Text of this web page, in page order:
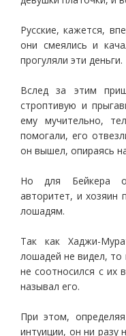
Русские, кажется,
они смеялись и
прогуляли эти деньги.
Вслед за этим
строптивую и
ему мучительно,
помогали, его
он вышел, опираясь
Но для Бейкера
авторитет, и хозяин
лошадям.
Так как Хаджи-
лошадей не видел, то
не соотносился с их
называл его.
При этом,
интуиции, он ни разу